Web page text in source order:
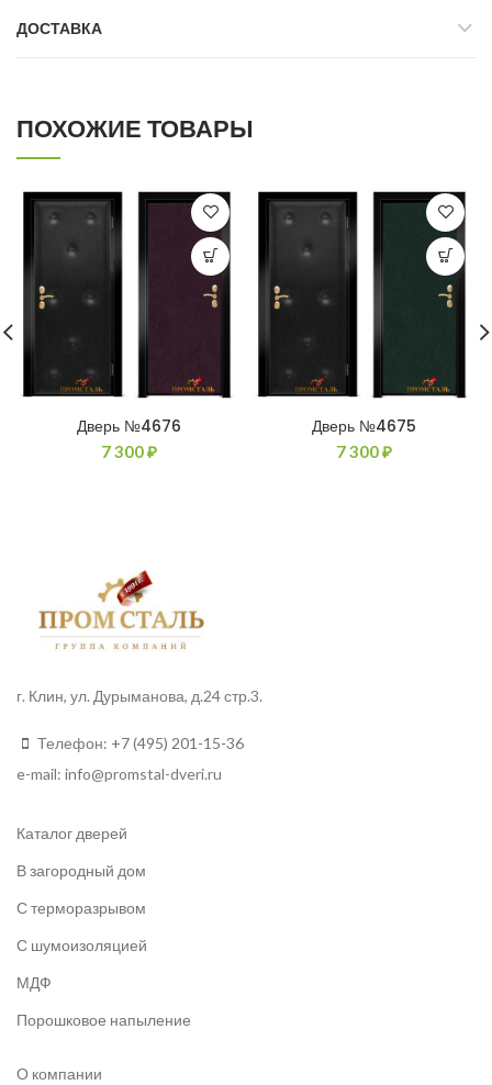
ДОСТАВКА
ПОХОЖИЕ ТОВАРЫ
Дверь №4676
7 300₽
Дверь №4675
7 300₽
г. Клин, ул. Дурыманова, д.24 стр.3.
Телефон: +7 (495) 201-15-36
e-mail: info@promstal-dveri.ru
Каталог дверей
В загородный дом
С терморазрывом
С шумоизоляцией
МДФ
Порошковое напыление
О компании